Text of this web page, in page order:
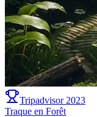
Tripadvisor 2023
Traque en Forêt